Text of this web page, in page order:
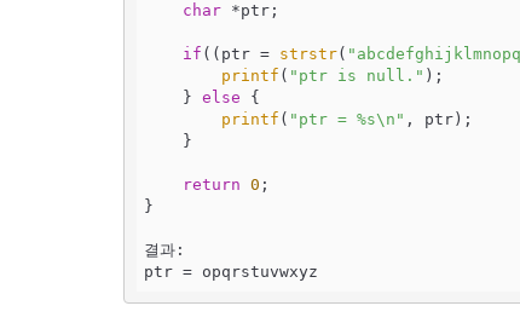
char *ptr;
if ((ptr = strstr(
printf ( "ptr is null." );
    }
else {
printf ( "ptr = %s\n" , ptr);
return 0 ;
}
결과:
ptr = opqrstuvwxyz